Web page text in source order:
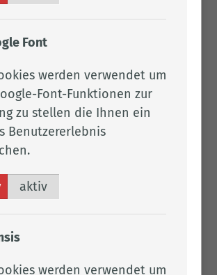
Font
werden verwendet um
Font-Funktionen zur
zu stellen die Ihnen ein
Benutzererlebnis
aktiv
werden verwendet um